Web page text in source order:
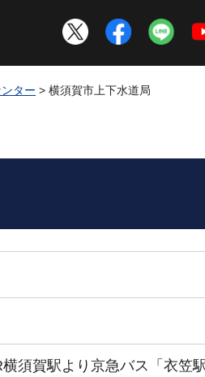
ター > 横須賀市上下水道局
須賀駅より京急バス「衣笠